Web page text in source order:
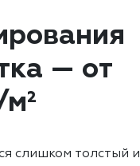
— от
слишком толстый и